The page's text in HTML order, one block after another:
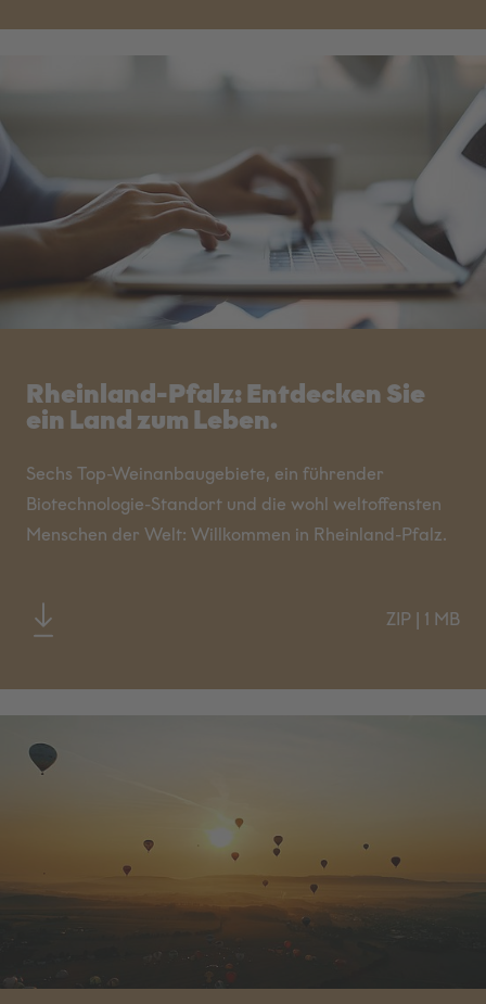
Rheinland-Pfalz: Entdecken Sie
ein Land zum Leben.
Sechs Top-Weinanbaugebiete, ein führender
Biotechnologie-Standort und die wohl weltoffensten
Menschen der Welt: Willkommen in Rheinland-Pfalz.
ZIP | 1 MB